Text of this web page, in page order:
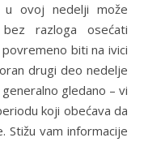
u ovoj nedelji može
razloga osećati
biti na ivici
drugi deo nedelje
gledano – vi
koji obećava da
Stižu vam informacije